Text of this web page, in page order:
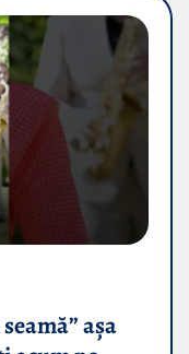
așa